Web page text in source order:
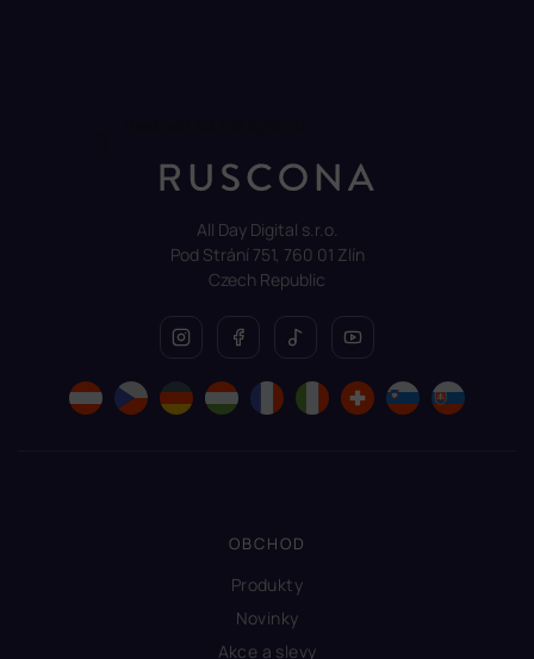
All Day Digital s.r.o.
Pod Strání 751, 760 01 Zlín
Czech Republic
OBCHOD
Produkty
Novinky
Akce a slevy